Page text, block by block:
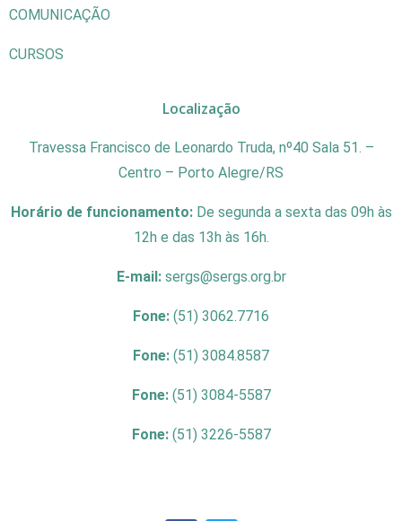
COMUNICAÇÃO
CURSOS
Localização
Travessa Francisco de Leonardo Truda, nº40 Sala 51. –
Centro – Porto Alegre/RS
Horário de funcionamento: De segunda a sexta das 09h às
12h e das 13h às 16h.
E-mail: sergs@sergs.org.br
Fone: (51) 3062.7716
Fone: (51) 3084.8587
Fone: (51) 3084-5587
Fone: (51) 3226-5587